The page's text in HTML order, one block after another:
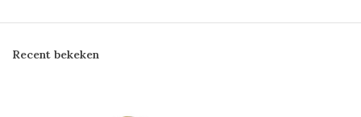
Recent bekeken